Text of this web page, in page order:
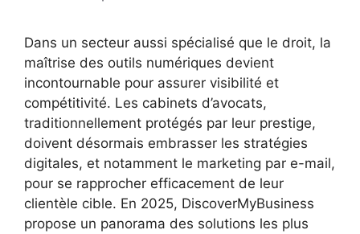
Dans un secteur aussi spécialisé que le droit, la
maîtrise des outils numériques devient
incontournable pour assurer visibilité et
compétitivité. Les cabinets d’avocats,
traditionnellement protégés par leur prestige,
doivent désormais embrasser les stratégies
digitales, et notamment le marketing par e-mail,
pour se rapprocher efficacement de leur
clientèle cible. En 2025, DiscoverMyBusiness
propose un panorama des solutions les plus